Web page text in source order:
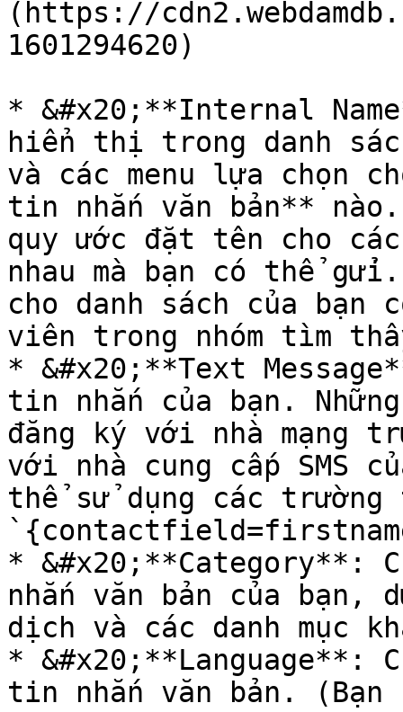
(https://
1601294620)
* &#x20;**Internal
hiển thị trong danh
và các menu lựa chọn
tin nhắn văn bản** nào.
quy ước đặt tên cho
nhau mà bạn có thể
cho danh sách của
viên trong nhóm tìm
* &#x20;**Text
tin nhắn của bạn.
đăng ký với nhà mạng
với nhà cung cấp SMS
thể sử dụng các
* &#x20;**Category**:
nhắn văn bản của bạn,
dịch và các danh mục
* &#x20;**Language**:
tin nhắn văn bản. (Bạn